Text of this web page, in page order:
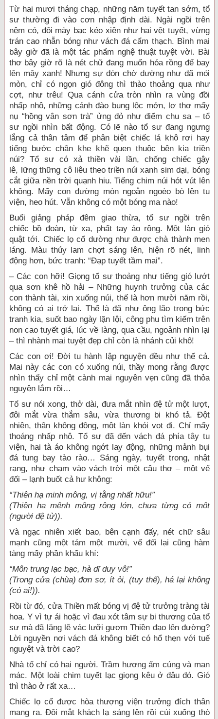
Từ hai mươi tháng chạp, những năm tuyết tan sớm, tổ
sư thườngđi vào cơn nhập địnhdài. Ngài ngồi trên
nệm cỏ, đôi mày bạc kéo xiên như hai vệt tuyết, vừng
trán cao nhẵn bóngnhư vách đá cẩm thạch. Bình mai
bây giờ đã là mộttác phẩm nghệ thuậttuyệt vời. Bài
thơ bây giờ rõ là nét chữ đang muốn hóa rồng để bay
lên mây xanh! Nhưng sự đón chờ dường như đã mỏi
mòn, chỉ có ngọn gió đông thì thào thoảng qua như
cợt, như trêu! Qua cánh cửa tròn nhìn ra vùng đồi
nhấp nhô, những cánh đào bung lộc mởn, lơ thơ mấy
nụ “hồng vân sơn trà” ửng đỏ như điểm chu sa – tổ
sư ngồi nhìn bất động. Có lẽ nàotổ sư đang ngưng
lắng cảthân tâm để phân biệt chiếc lá khô rơi hay
tiếng bước chân khe khẽquen thuộc bên kia triền
núi? Tổ sưcó xả thiền vài lần, chống chiếc gậy
lê, lững thững cô liêu theo triền núi xanh sim dại, bóng
cắt giữa nền trời quạnh hiu. Tiếng chim núi hót vút lên
không. Mấycon đường mòn ngoằn ngoèo bò lêntu
viện, heo hút. Vẫn không có một bóng ma nào!
Buổi giảng phápđêm giao thừa,tổ sư ngồi trên
chiếc bồ đoàn, từ xa, phất tay áo rộng. Một làn gió
quật tới. Chiếc lọ cổ dường như được chà thành men
láng. Màu thúy lam chợt sáng lên, hiện rõ nét, linh
động hơn, bức tranh: “Đạp tuyết tầm mai”.
– Các con hỡi! Giọngtổ sưthoảng nhưtiếng gió lướt
quasơn khê hồ hải – Những huynh trưởng của các
con thành tài, xin xuống núi, thế là hơn mười năm rồi,
không có ai trở lại. Thế là đã như ông lão trong bức
tranh kia, suốt bao ngày lặn lội, công phu tìm kiếm trên
non cao tuyết giá, lúc về làng, qua cầu, ngoảnh nhìn lại
– thì nhành mai tuyệt đẹp chỉ còn là nhánh củi khô!
Các con ơi! Đờitu hành lập nguyện đều như thế cả.
Mai này các con có xuống núi, thầy mong rằng được
nhìn thấy chỉ một cành mai nguyên vẹn cũng đã thỏa
nguyện lắm rồi…
Tổ sưnói xong, thở dài, đưa mắt nhìn đệ tử một lượt,
đôi mắt vừa thẳm sâu, vừa thương bi khó tả. Đột
nhiên, thân không động, một làn khói vọt đi. Chỉ mấy
thoáng nhấp nhô. Tổ sưđã đến vách đá phía tâytu
viện, hai tà áo không ngớt lay động, những mảnh bụi
đá tung bay tào rào… Sáng ngày, tuyết trong, nhật
rạng, như chạm vào vách trời một câu thơ – một vế
đối – lạnh buốt cả hư không:
“Thiên hạ minh mông, vị tằng nhất hữu!”
(Thiên hạ mênh môngrộng lớn, chưa từng có một
(người đệ tử)).
Và ngạc nhiênxiết bao, bên cạnh đấy, nét chữ sâu
mạnh cũng một tám một mười, vế đối lại cũng hàm
tàng mấy phần khẩu khí:
“Môn trung lạc bạc, hà dĩ duy vô!”
(Trong cửa (chùa)đơn sơ, ít ỏi, (tuy thế), há lại không
(có ai!)).
Rồi từ đó, cửa Thiền mất bóng vị đệ tử trưởng tràng tài
hoa. Y vì tự ái hoặc vì đau xót tâm sự bi thương của tổ
sư mà đã lặng lẽvác lưỡi gươm Thiền đạo lên đường?
Lời nguyền nơi vách đá không biết có hổ thẹn với tuế
nguyệt và trời cao?
Nhà tổ chỉ có hai người.Trầm hương ấm cúngvà man
mác. Một loài chim tuyết lạc giọng kêu ở đâu đó. Gió
thì thào ở rất xa…
Chiếc lọ cổ được hòa thượng viện trưởng đích thân
mang ra. Đôi mắt khách lạ sáng lên rồi cúi xuống thò